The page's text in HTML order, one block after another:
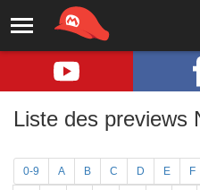
Liste des previews
0-9 A B C D E F